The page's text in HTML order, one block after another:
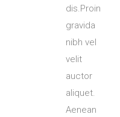
dis.Proin
gravida
nibh vel
velit
auctor
aliquet.
Aenean